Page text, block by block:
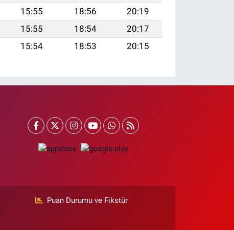
15:55 18:56
20:19
15:55 18:54
20:17
15:54 18:53 20:15
Puan Durumu ve Fikstür